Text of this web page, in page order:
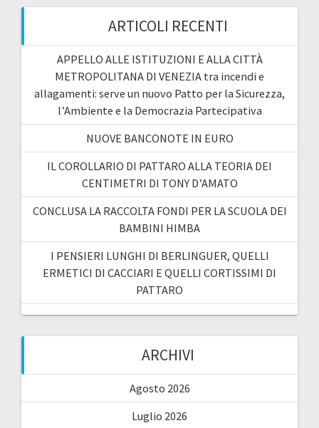
ARTICOLI RECENTI
APPELLO ALLE ISTITUZIONI E ALLA CITTÀ
METROPOLITANA DI VENEZIA tra incendi e
allagamenti: serve un nuovo Patto per la Sicurezza,
l’Ambiente e la Democrazia Partecipativa
NUOVE BANCONOTE IN EURO
IL COROLLARIO DI PATTARO ALLA TEORIA DEI
CENTIMETRI DI TONY D’AMATO
CONCLUSA LA RACCOLTA FONDI PER LA SCUOLA DEI
BAMBINI HIMBA
I PENSIERI LUNGHI DI BERLINGUER, QUELLI
ERMETICI DI CACCIARI E QUELLI CORTISSIMI DI
PATTARO
ARCHIVI
Agosto 2026
Luglio 2026